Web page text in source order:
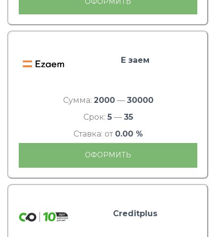
Е заем
Сумма: 2000— 30000
Срок: 5— 35
Ставка: от 0.00 %
ОФОРМИТЬ
Creditplus